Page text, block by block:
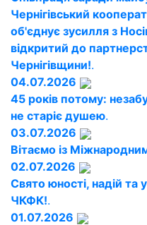
Чернігівський
об'єднує зусилля з
відкритий до
Чернігівщини!.
04.07.2026
45 років потому:
не старіє душею.
03.07.2026
Вітаємо із
02.07.2026
Свято юності, надій та
ЧКФК!.
01.07.2026